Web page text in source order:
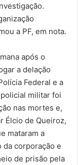
a PF, em nota.
após o
a delação
Federal e a
militar foi
nas mortes e,
Élcio de Queiroz,
mataram a
corporação e
de prisão pela